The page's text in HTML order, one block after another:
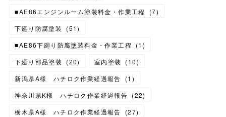
■AE86エンジンルーム塗装料金・作業工程
(7)
下廻り防腐塗装
(51)
■AE86下廻り防腐塗装料金・作業工程
(1 )
下廻り部品塗装
(20) 室内塗装 (10)
新潟県A様 ハチロク作業経過報告
(1 )
神奈川県K様 ハチロク作業経過報告 (22)
栃木県A様 ハチロク作業経過報告
(27)